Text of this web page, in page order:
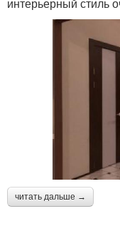
интерьерный стиль
читать дальше →